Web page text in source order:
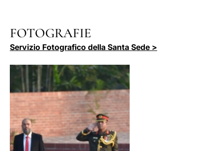
FOTOGRAFIE
Servizio Fotografico della Santa Sede >